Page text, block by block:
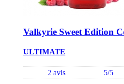
Valkyrie Sweet Edition
ULTIMATE
2 avis 5/5